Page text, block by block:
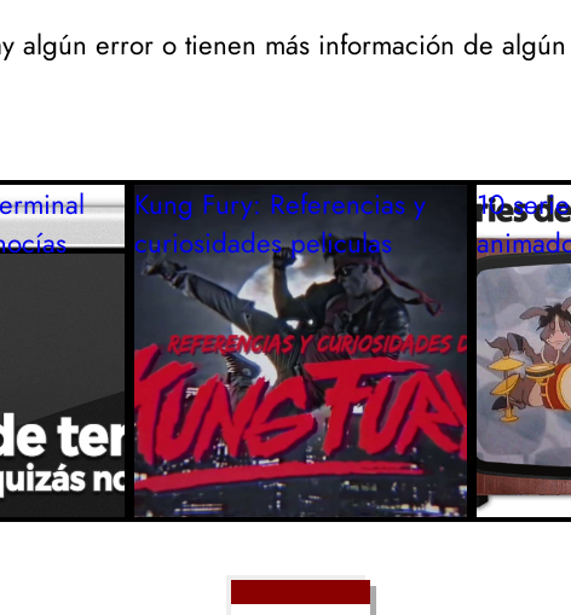
algún error o tienen más información de
Kung Fury: Referencias y
curiosidades peliculas
10